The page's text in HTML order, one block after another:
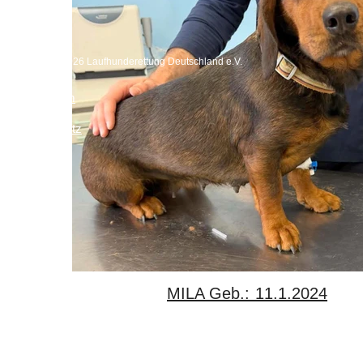
MILA Geb.: 11.1.2024
Copyright 2026 Laufhunderettung Deutschland e.V.
Impressum
Datenschutz